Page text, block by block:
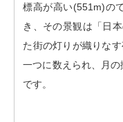
標高が高い(551m)の
き、その景観は「日
た街の灯りが織りな
一つに数えられ、月
です。